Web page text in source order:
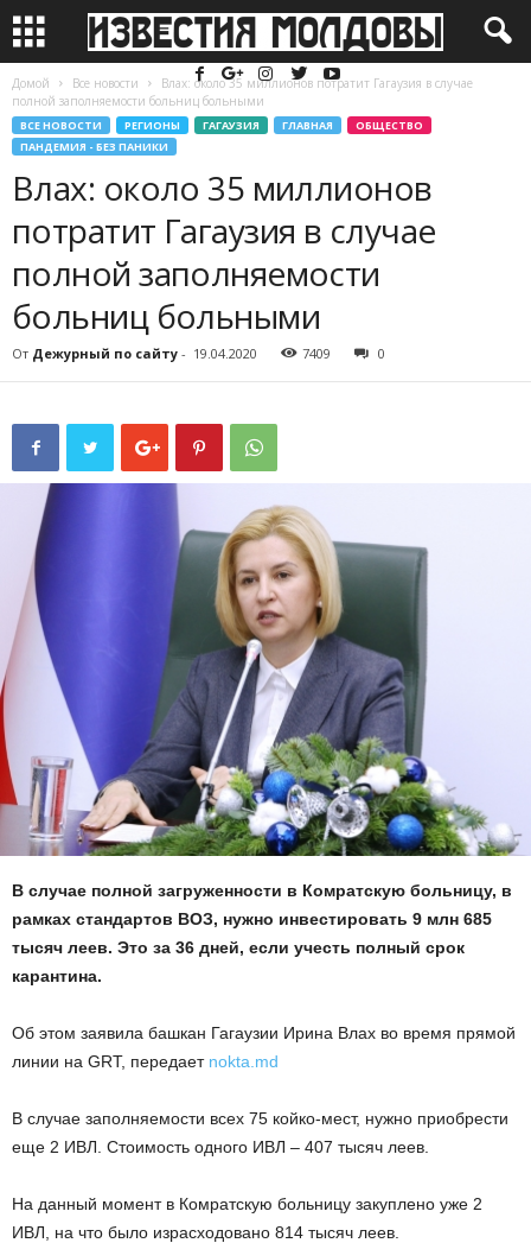
Домой Все новости
Влах: около 35 миллионов потратит Гагаузия в случае
полной заполняемости больниц больными
ВСЕ НОВОСТИ РЕГИОНЫ ГАГАУЗИЯ ГЛАВНАЯ
ОБЩЕСТВО
ПАНДЕМИЯ - БЕЗ ПАНИКИ
Влах: около 35 миллионов
потратит Гагаузия в случае
полной заполняемости
больниц больными
От Дежурный по сайту - 19.04.2020 7409 0
В случае полной загруженности в Комратскую больницу, в
рамках стандартов ВОЗ, нужно инвестировать 9 млн 685
тысяч леев. Это за 36 дней, если учесть полный срок
карантина.
Об этом заявила башкан Гагаузии Ирина Влах во время прямой
линии на GRT, передает nokta.md
В случае заполняемости всех 75 койко-мест, нужно приобрести
еще 2 ИВЛ. Стоимость одного ИВЛ – 407 тысяч леев.
На данный момент в Комратскую больницу закуплено уже 2
ИВЛ, на что было израсходовано 814 тысяч леев.